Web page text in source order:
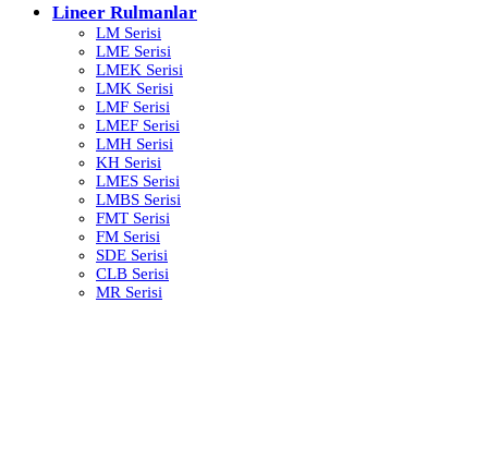
Lineer Rulmanlar
LM Serisi
LME Serisi
LMEK Serisi
LMK Serisi
LMF Serisi
LMEF Serisi
LMH Serisi
KH Serisi
LMES Serisi
LMBS Serisi
FMT Serisi
FM Serisi
SDE Serisi
CLB Serisi
MR Serisi